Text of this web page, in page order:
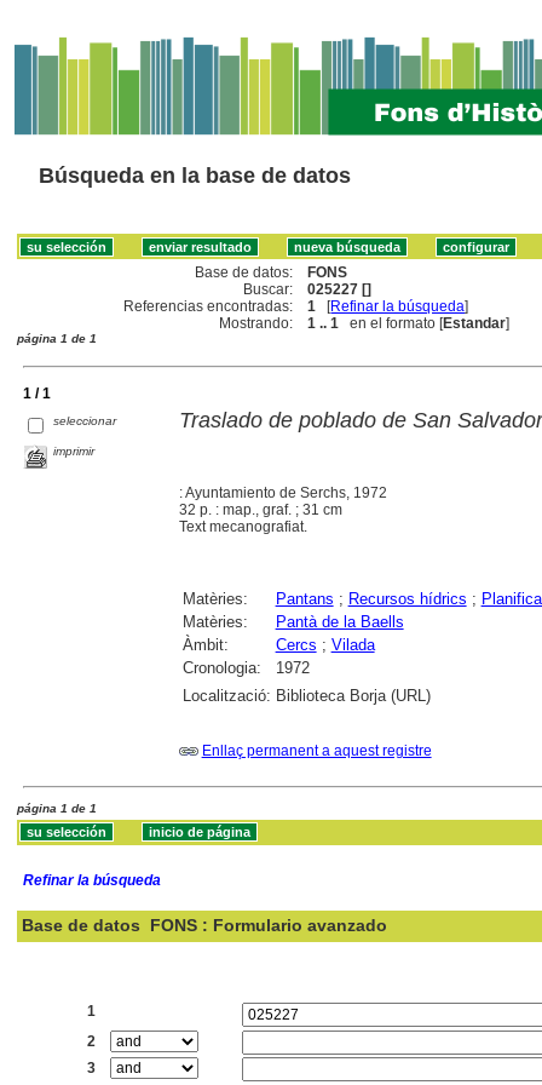
Búsqueda en la base de datos
Base de datos:
FONS
Buscar:
025227 []
Referencias encontradas:
1 [Refinar la búsqueda]
Mostrando:
1 .. 1 en el formato [Estandar]
página 1 de 1
1 / 1
seleccionar
imprimir
Traslado de poblado de San
: Ayuntamiento de Serchs, 1972
32 p. : map., graf. ; 31 cm
Text mecanografiat.
Matèries: Pantans ; Recursos hídrics ;
Matèries:
Pantà de la Baells
Àmbit:
Cercs ; Vilada
Cronologia:
1972
Localització: Biblioteca Borja (URL)
Enllaç permanent a aquest registre
página 1 de 1
Refinar la búsqueda
Base de datos FONS : Formulario avanzado
1
2
3